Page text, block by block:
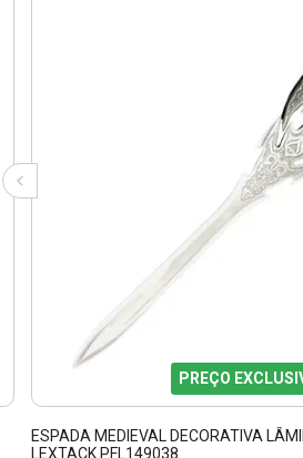
PREÇO
ESPADA MEDIEVAL DECORATIVA
LEXTACK PFL149038